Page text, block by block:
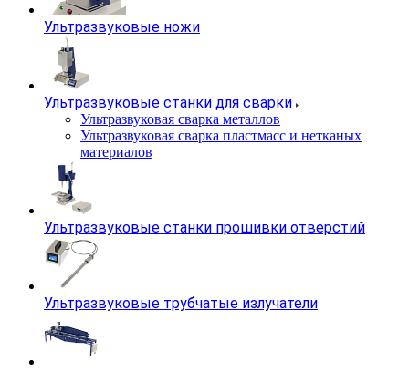
Ультразвуковые ножи
Ультразвуковые станки для сварки
Ультразвуковая сварка металлов
Ультразвуковая сварка пластмасс и нетканых
материалов
Ультразвуковые станки прошивки отверстий
Ультразвуковые трубчатые излучатели